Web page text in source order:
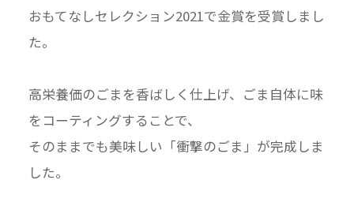
おもてなしセレクション2021で金賞を受賞しまし
た。
高栄養価のごまを香ばしく仕上げ、ごま自体に味
をコーティングすることで、
そのままでも美味しい「衝撃のごま」が完成しま
した。